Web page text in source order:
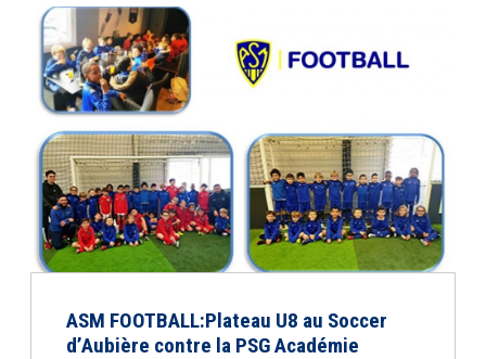
ASM FOOTBALL:Plateau U8 au Soccer
d’Aubière contre la PSG Académie